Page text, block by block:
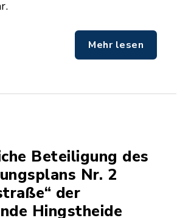
Mehr lesen
Beteiligung des
Nr. 2
der
Hingstheide